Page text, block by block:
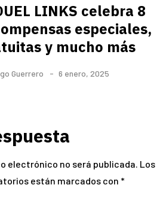
LINKS celebra 8
especiales,
y mucho más
Guerrero 6 enero, 2025
electrónico no será publicada. Los
están marcados con *